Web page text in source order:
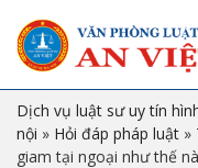
Dịch vụ luật sư uy tín
nội » Hỏi đáp pháp luật »
giam tại ngoại như thế